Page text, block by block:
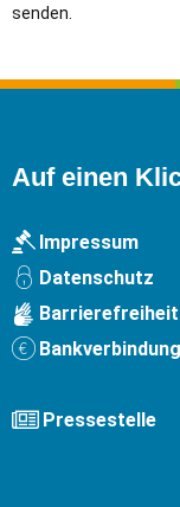
senden.
Auf einen
Impressum
Datenschutz
Barrierefreiheit
Pressestelle